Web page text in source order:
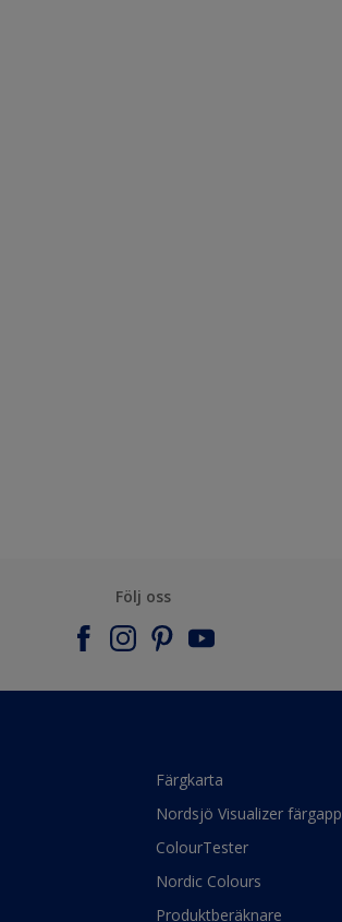
Följ oss
Färgkarta
Nordsjö Visualizer färgapp
ColourTester
Nordic Colours
Produktberäknare